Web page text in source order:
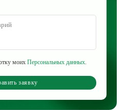
моих Персональных данных.
заявку